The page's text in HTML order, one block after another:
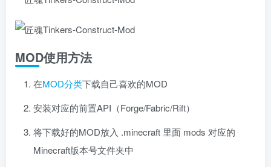
MOD使用方法
在MOD分类下载自己喜欢的MOD
安装对应的前置API（Forge/Fabric/Rift）
将下载好的MOD放入 .minecraft 里面 mods 对应的
Minecraft版本号文件夹中